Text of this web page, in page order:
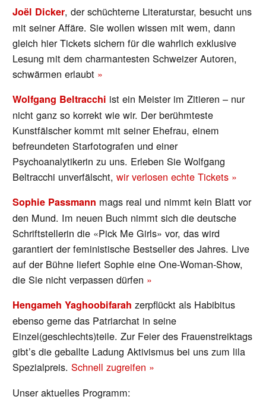
Joël Dicker, der schüchterne Literaturstar, besucht uns
mit seiner Affäre. Sie wollen wissen mit wem, dann
gleich hier Tickets sichern für die wahrlich exklusive
Lesung mit dem charmantesten Schweizer Autoren,
schwärmen erlaubt »
Wolfgang Beltracchi ist ein Meister im Zitieren – nur
nicht ganz so korrekt wie wir. Der berühmteste
Kunstfälscher kommt mit seiner Ehefrau, einem
befreundeten Starfotografen und einer
Psychoanalytikerin zu uns. Erleben Sie Wolfgang
Beltracchi unverfälscht,wir verlosen echte Tickets »
Sophie Passmann mags real und nimmt kein Blatt vor
den Mund. Im neuen Buch nimmt sich die deutsche
Schriftstellerin die «Pick Me Girls» vor, das wird
garantiert der feministische Bestseller des Jahres. Live
auf der Bühne liefert Sophie eine One-Woman-Show,
die Sie nicht verpassen dürfen »
Hengameh Yaghoobifarah zerpflückt als Habibitus
ebenso gerne das Patriarchat in seine
Einzel(geschlechts)teile. Zur Feier des Frauenstreiktags
gibt’s die geballte Ladung Aktivismus bei uns zum lila
Spezialpreis.Schnell zugreifen »
Unser aktuelles Programm: